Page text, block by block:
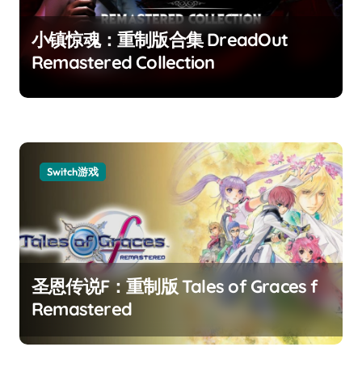
小镇惊魂：重制版合集 DreadOut
Remastered Collection
Switch游戏
圣恩传说F：重制版 Tales of Graces f
Remastered